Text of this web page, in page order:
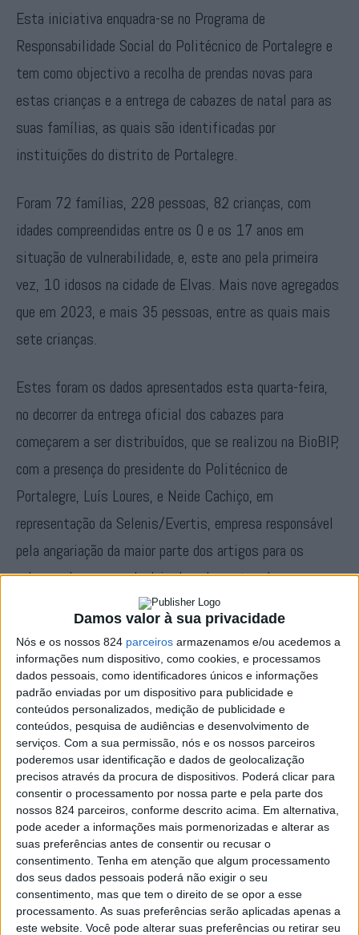
Damos valor à sua privacidade
Nós e os nossos 824 parceiros armazenamos e/ou acedemos a
informações num dispositivo, como cookies, e processamos
dados pessoais, como identificadores únicos e informações
padrão enviadas por um dispositivo para publicidade e
conteúdos personalizados, medição de publicidade e
conteúdos, pesquisa de audiências e desenvolvimento de
serviços. Com a sua permissão, nós e os nossos parceiros
poderemos usar identificação e dados de geolocalização
precisos através da procura de dispositivos. Poderá clicar para
consentir o processamento por nossa parte e pela parte dos
nossos 824 parceiros, conforme descrito acima. Em alternativa,
pode aceder a informações mais pormenorizadas e alterar as
suas preferências antes de consentir ou recusar o
consentimento. Tenha em atenção que algum processamento
dos seus dados pessoais poderá não exigir o seu
consentimento, mas que tem o direito de se opor a esse
processamento. As suas preferências serão aplicadas apenas a
este website. Você pode alterar suas preferências ou retirar seu
Esta iniciativa enquadra-se no Programa de
Responsabilidade Social do Politécnico de Portalegre e
tem como objectivo a recolha de prendas novas para
estas crianças e a entrega de cabazes de natal para as
suas famílias, as quais são identificadas por
instituições do distrito de Portalegre.
Foram 72 famílias, 228 pessoas, 82 crianças, com
idades compreendidas entre os 0 e os 17 anos em
situação de vulnerabilidade, e, este ano pela primeira
vez, 10 idosos na cidade de Elvas. Mais nove agregados
que em 2023, e mais 35 pessoas, entre as quais mais
sete crianças.
Estes foram os dados apresentados esta quarta-feira,
no decorrer da entrega oficial dos cabazes para
começarem a ser distribuídos, que se realizou na BioBIP,
com a presença do presidente do Politécnico de
Portalegre, Luís Loures, e Neide Cachiço, em
representação da Selenis/Evertis, empresa responsável
pela angariação da maior parte dos artigos para os
cabazes, bem como de dois dos elementos da
coordenação deste projecto, Ana Matos e Liliana Pêgo.
Mantendo o mesmo funcionamento de anos anteriores, o
projecto tinha em todos os espaços de recolha uma lista
com os nomes e idades das crianças e conseguiu reunir
mais
320 presentes que irão tornar a consoada de todas
estas crianças mais feliz. Ao mesmo tempo, e nos
mesmos locais, foram recolhidos cerca de 500 quilos de
artigos de higiene pessoal e para limpeza do lar, os quais
ajudaram a completar os cabazes de alimentos que
foram preparados com o apoio da Selenis/Evertis, que